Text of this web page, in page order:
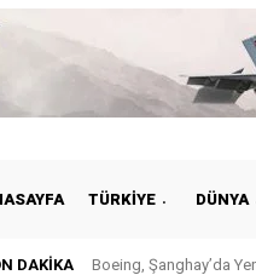
TÜRKIYE DÜNYA
DAKIKA Boeing, Şanghay’da